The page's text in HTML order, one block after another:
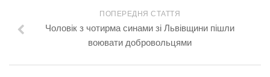
ПОПЕРЕДНЯ СТАТТЯ
Чоловік з чотирма синами зі Львівщини пішли
воювати добровольцями